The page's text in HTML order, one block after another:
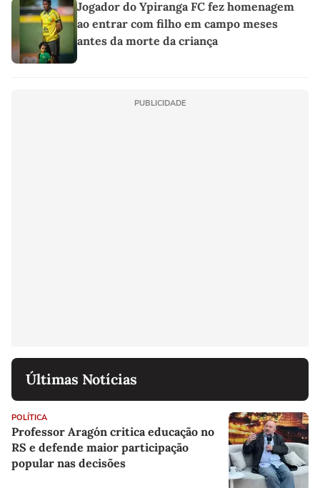
Jogador do Ypiranga FC fez homenagem
ao entrar com filho em campo meses
antes da morte da criança
PUBLICIDADE
Últimas Notícias
POLÍTICA
Professor Aragón critica educação no
RS e defende maior participação
popular nas decisões